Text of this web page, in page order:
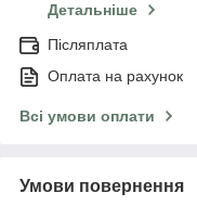
Детальніше
Післяплата
Оплата на рахунок
Всі умови оплати
Умови повернення